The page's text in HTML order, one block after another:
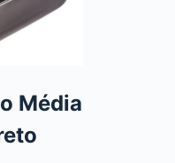
Média